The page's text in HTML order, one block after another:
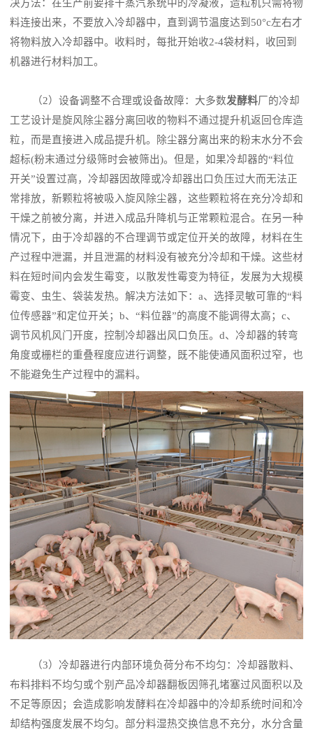
决方法：在生产前要排干蒸汽系统中的冷凝液，造粒机只需将物
料连接出来，不要放入冷却器中，直到调节温度达到50°c左右才
将物料放入冷却器中。收料时，每批开始收2-4袋材料，收回到
机器进行材料加工。
（2）设备调整不合理或设备故障：大多数发酵料厂的冷却
工艺设计是旋风除尘器分离回收的物料不通过提升机返回仓库造
粒，而是直接进入成品提升机。除尘器分离出来的粉末水分不会
超标(粉末通过分级筛时会被筛出)。但是，如果冷却器的“料位
开关”设置过高，冷却器因故障或冷却器出口负压过大而无法正
常排放，新颗粒将被吸入旋风除尘器，这些颗粒将在充分冷却和
干燥之前被分离，并进入成品升降机与正常颗粒混合。在另一种
情况下，由于冷却器的不合理调节或定位开关的故障，材料在生
产过程中泄漏，并且泄漏的材料没有被充分冷却和干燥。这些材
料在短时间内会发生霉变，以散发性霉变为特征，发展为大规模
霉变、虫生、袋装发热。解决方法如下：a、选择灵敏可靠的“料
位传感器”和定位开关；b、“料位器”的高度不能调得太高；c、
调节风机风门开度，控制冷却器出风口负压。d、冷却器的转弯
角度或栅栏的重叠程度应进行调整，既不能使通风面积过窄，也
不能避免生产过程中的漏料。
（3）冷却器进行内部环境负荷分布不均匀：冷却器散料、
布料排料不均匀或个别产品冷却器翻板因筛孔堵塞过风面积以及
不足等原因；会造成影响发酵料在冷却器中的冷却系统时间和冷
却结构强度发展不均匀。部分料湿热交换信息不充分，水分含量